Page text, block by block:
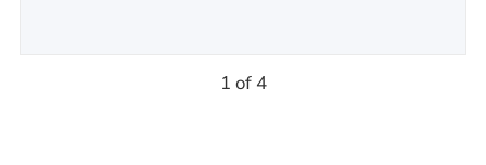
1 of 4